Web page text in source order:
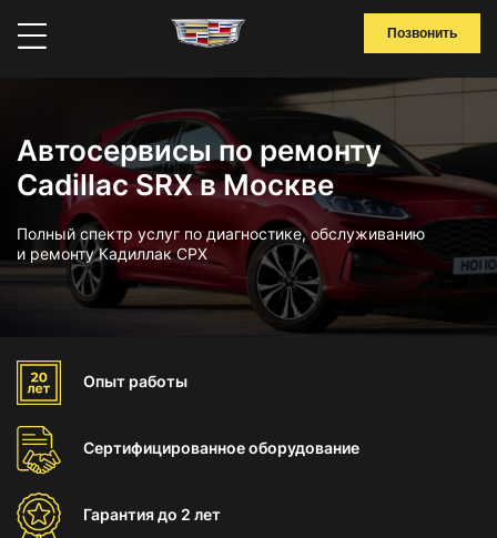
Позвонить
Автосервисы по ремонту
Cadillac SRX в Москве
Полный спектр услуг по диагностике, обслуживанию
и ремонту Кадиллак СРХ
Опыт работы
Сертифицированноеоборудование
Гарантиядо 2 лет